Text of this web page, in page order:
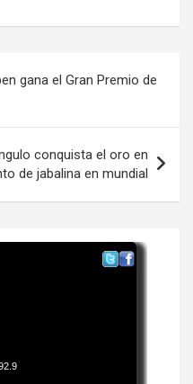
gana el Gran Premio de
conquista el oro en
de jabalina en mundial